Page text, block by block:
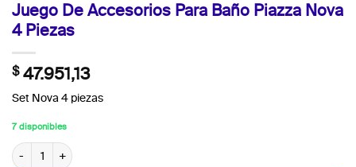
Juego De Accesorios Para Baño Piazza Nova
4 Piezas
$47.951,13
Set Nova 4 piezas
7 disponibles
Juego De Accesorios Para Baño Piazza Nova 4 Piezas cantidad